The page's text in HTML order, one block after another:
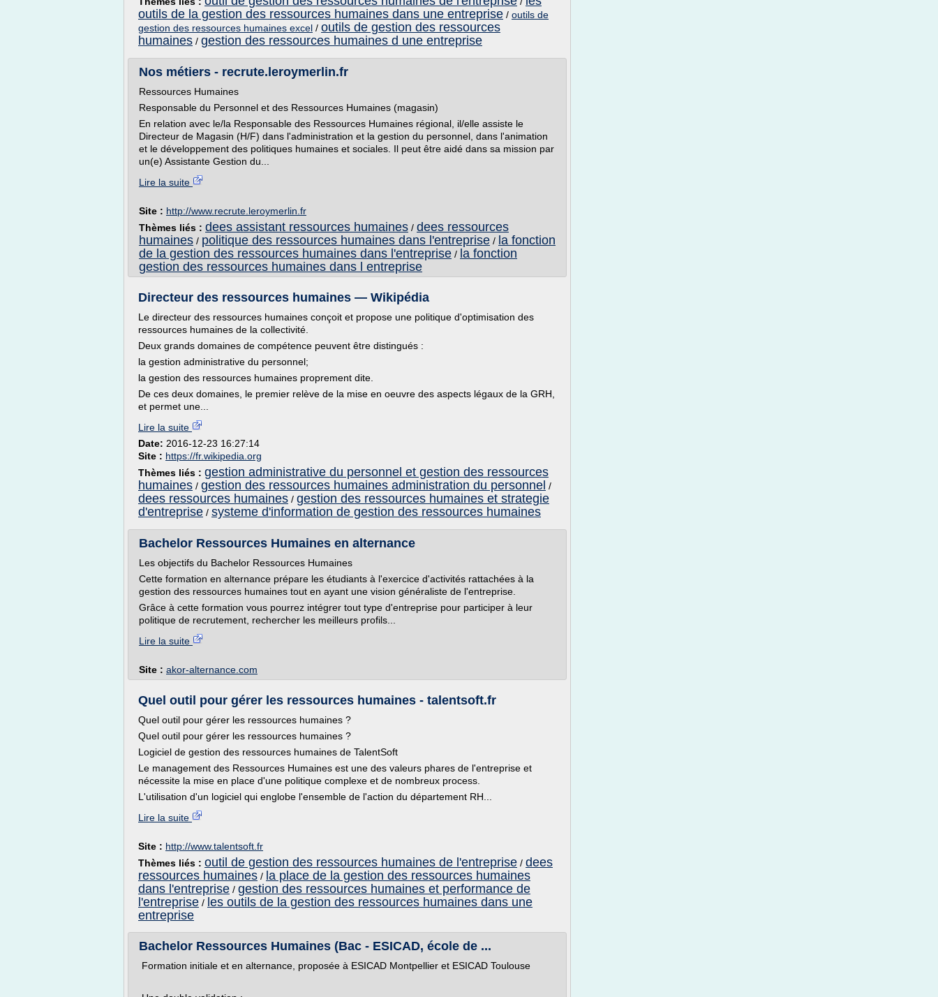
outils de la gestion des ressources humaines dans une entreprise / outils de
gestion des ressources humaines excel / outils de gestion des ressources
humaines / gestion des ressources humaines d une entreprise
Nos métiers - recrute.leroymerlin.fr
Ressources Humaines
Responsable du Personnel et des Ressources Humaines (magasin)
En relation avec le/la Responsable des Ressources Humaines régional, il/elle assiste le
Directeur de Magasin (H/F) dans l'administration et la gestion du personnel, dans l'animation
et le développement des politiques humaines et sociales. Il peut être aidé dans sa mission par
un(e) Assistante Gestion du...
Lire la suite
Site : http://www.recrute.leroymerlin.fr
Thèmes liés : dees assistant ressources humaines / dees ressources
humaines / politique des ressources humaines dans l'entreprise / la fonction
de la gestion des ressources humaines dans l'entreprise / la fonction
gestion des ressources humaines dans l entreprise
Directeur des ressources humaines — Wikipédia
Le directeur des ressources humaines conçoit et propose une politique d'optimisation des
ressources humaines de la collectivité.
Deux grands domaines de compétence peuvent être distingués :
la gestion administrative du personnel;
la gestion des ressources humaines proprement dite.
De ces deux domaines, le premier relève de la mise en oeuvre des aspects légaux de la GRH,
et permet une...
Lire la suite
Date: 2016-12-23 16:27:14
Site : https://fr.wikipedia.org
Thèmes liés : gestion administrative du personnel et gestion des ressources
humaines / gestion des ressources humaines administration du personnel /
dees ressources humaines / gestion des ressources humaines et strategie
d'entreprise / systeme d'information de gestion des ressources humaines
Bachelor Ressources Humaines en alternance
Les objectifs du Bachelor Ressources Humaines
Cette formation en alternance prépare les étudiants à l'exercice d'activités rattachées à la
gestion des ressources humaines tout en ayant une vision généraliste de l'entreprise.
Grâce à cette formation vous pourrez intégrer tout type d'entreprise pour participer à leur
politique de recrutement, rechercher les meilleurs profils...
Lire la suite
Site : akor-alternance.com
Quel outil pour gérer les ressources humaines - talentsoft.fr
Quel outil pour gérer les ressources humaines ?
Quel outil pour gérer les ressources humaines ?
Logiciel de gestion des ressources humaines de TalentSoft
Le management des Ressources Humaines est une des valeurs phares de l'entreprise et
nécessite la mise en place d'une politique complexe et de nombreux process.
L'utilisation d'un logiciel qui englobe l'ensemble de l'action du département RH...
Lire la suite
Site : http://www.talentsoft.fr
Thèmes liés : outil de gestion des ressources humaines de l'entreprise / dees
ressources humaines / la place de la gestion des ressources humaines
dans l'entreprise / gestion des ressources humaines et performance de
l'entreprise / les outils de la gestion des ressources humaines dans une
entreprise
Bachelor Ressources Humaines (Bac - ESICAD, école de ...
Formation initiale et en alternance, proposée à ESICAD Montpellier et ESICAD Toulouse